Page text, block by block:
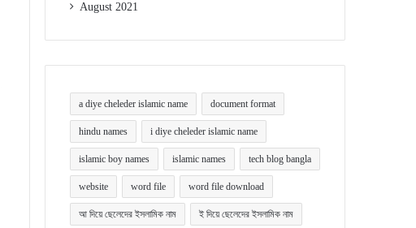
August 2021
a diye cheleder islamic name document format
hindu names i diye cheleder islamic name
islamic boy names islamic names tech blog bangla
website word file word file download
আ দিয়ে ছেলেদের ইসলামিক নাম ই দিয়ে ছেলেদের ইসলামিক নাম